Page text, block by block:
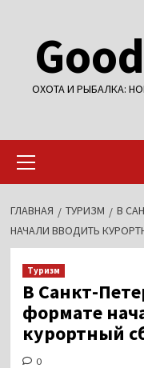
содержимому
ОХОТА И РЫБАЛКА:
меню
ГЛАВНАЯ ТУРИЗМ
В
НАЧАЛИ ВВОДИТЬ
Туризм
В Санкт-
формате
курортный
0